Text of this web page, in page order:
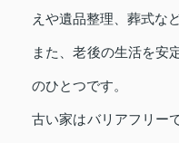
えや遺品整理、葬式な
また、老後の生活を安
のひとつです。
古い家はバリアフリー